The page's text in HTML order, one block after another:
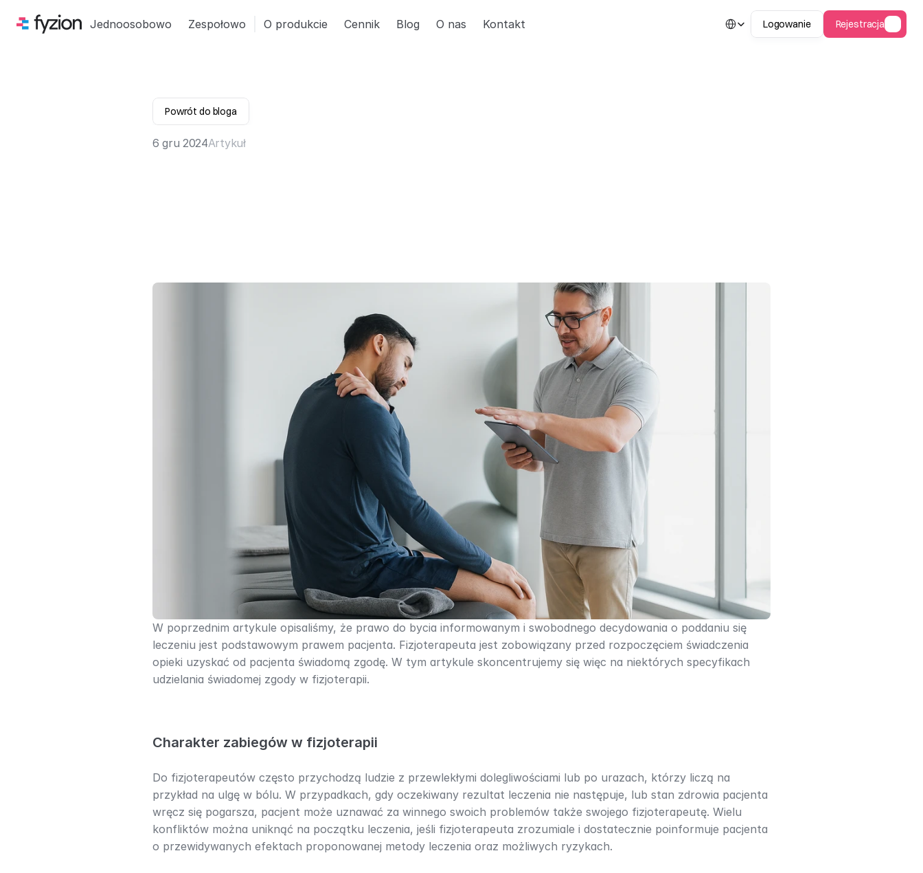
Jednoosobowo Zespołowo O produkcie Cennik Blog O nas Kontakt
Select Language
Logowanie Rejestracja
Powrót do bloga
6 gru 2024Artykuł
W poprzednim artykule opisaliśmy, że prawo do bycia informowanym i swobodnego decydowania o poddaniu się
leczeniu jest podstawowym prawem pacjenta. Fizjoterapeuta jest zobowiązany przed rozpoczęciem świadczenia
opieki uzyskać od pacjenta świadomą zgodę. W tym artykule skoncentrujemy się więc na niektórych specyfikach
udzielania świadomej zgody w fizjoterapii.
Charakter zabiegów w fizjoterapii
Do fizjoterapeutów często przychodzą ludzie z przewlekłymi dolegliwościami lub po urazach, którzy liczą na
przykład na ulgę w bólu. W przypadkach, gdy oczekiwany rezultat leczenia nie następuje, lub stan zdrowia pacjenta
wręcz się pogarsza, pacjent może uznawać za winnego swoich problemów także swojego fizjoterapeutę. Wielu
konfliktów można uniknąć na początku leczenia, jeśli fizjoterapeuta zrozumiale i dostatecznie poinformuje pacjenta
o przewidywanych efektach proponowanej metody leczenia oraz możliwych ryzykach.